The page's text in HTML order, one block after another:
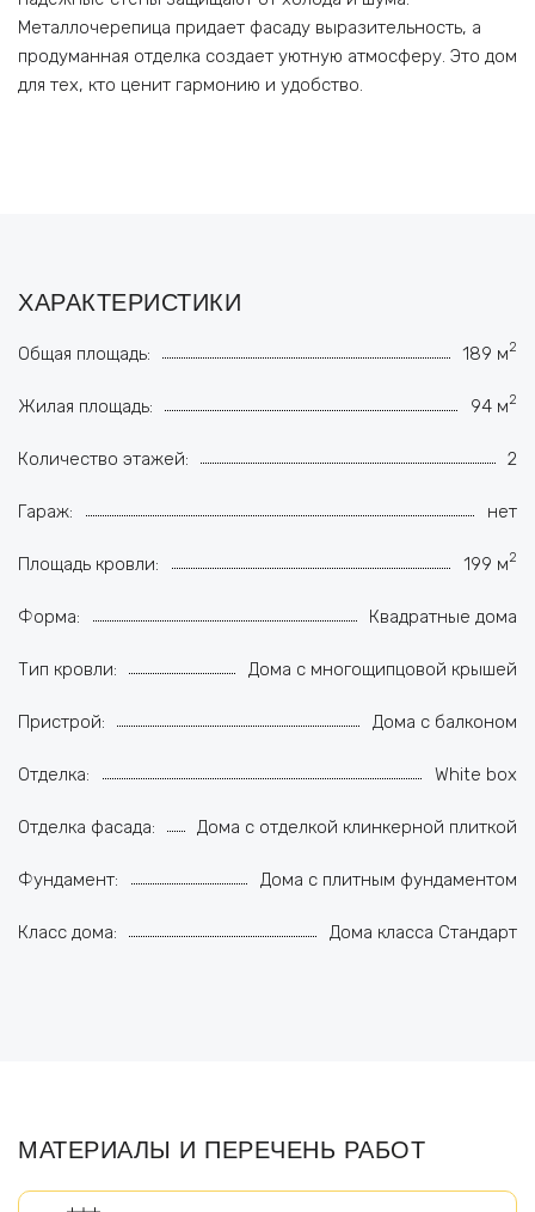
Металлочерепица придает фасаду выразительность, а
продуманная отделка создает уютную атмосферу. Это дом
для тех, кто ценит гармонию и удобство.
ХАРАКТЕРИСТИКИ
Общая площадь: 189 м2
Жилая площадь: 94 м2
Количество этажей: 2
Гараж: нет
Площадь кровли: 199 м2
Форма: Квадратные дома
Тип кровли: Дома с многощипцовой крышей
Пристрой: Дома с балконом
Отделка: White box
Отделка фасада: Дома с отделкой клинкерной плиткой
Фундамент: Дома с плитным фундаментом
Класс дома: Дома класса Стандарт
МАТЕРИАЛЫ И ПЕРЕЧЕНЬ РАБОТ